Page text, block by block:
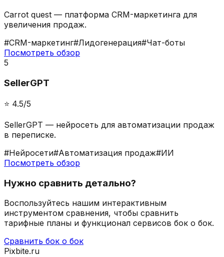
Carrot quest — платформа CRM-маркетинга для
увеличения продаж.
#CRM-маркетинг#Лидогенерация#Чат-боты
Посмотреть обзор
5
SellerGPT
⭐️ 4.5/5
SellerGPT — нейросеть для автоматизации продаж
в переписке.
#Нейросети#Автоматизация продаж#ИИ
Посмотреть обзор
Нужно сравнить детально?
Воспользуйтесь нашим интерактивным
инструментом сравнения, чтобы сравнить
тарифные планы и функционал сервисов бок о бок.
Сравнить бок о бок
Pixbite.ru